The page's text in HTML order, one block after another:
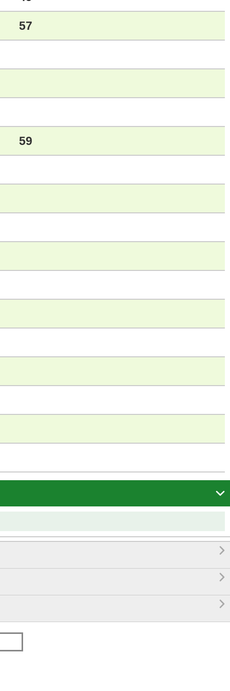
57
59



